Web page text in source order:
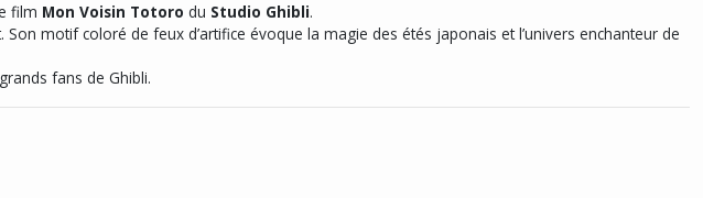
film Mon Voisin Totoro du Studio Ghibli.
motif coloré de feux d’artifice évoque la magie des étés japonais et l’univers enchanteur de
fans de Ghibli.